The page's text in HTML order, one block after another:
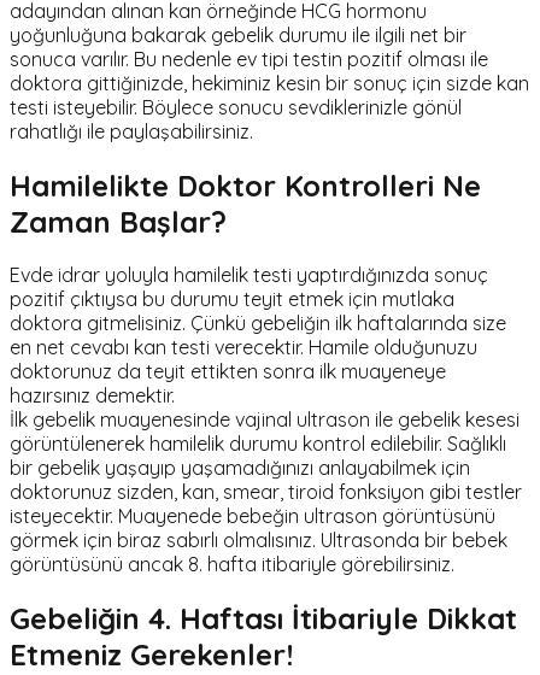
adayından alınan kan örneğinde HCG hormonu
yoğunluğuna bakarak gebelik durumu ile ilgili net bir
sonuca varılır. Bu nedenle ev tipi testin pozitif olması ile
doktora gittiğinizde, hekiminiz kesin bir sonuç için sizde kan
testi isteyebilir. Böylece sonucu sevdiklerinizle gönül
rahatlığı ile paylaşabilirsiniz.
Hamilelikte Doktor Kontrolleri Ne
Zaman Başlar?
Evde idrar yoluyla hamilelik testi yaptırdığınızda sonuç
pozitif çıktıysa bu durumu teyit etmek için mutlaka
doktora gitmelisiniz. Çünkü gebeliğin ilk haftalarında size
en net cevabı kan testi verecektir. Hamile olduğunuzu
doktorunuz da teyit ettikten sonra ilk muayeneye
hazırsınız demektir.
İlk gebelik muayenesinde vajinal ultrason ile gebelik kesesi
görüntülenerek hamilelik durumu kontrol edilebilir. Sağlıklı
bir gebelik yaşayıp yaşamadığınızı anlayabilmek için
doktorunuz sizden, kan, smear, tiroid fonksiyon gibi testler
isteyecektir. Muayenede bebeğin ultrason görüntüsünü
görmek için biraz sabırlı olmalısınız. Ultrasonda bir bebek
görüntüsünü ancak 8. hafta itibariyle görebilirsiniz.
Gebeliğin 4. Haftası İtibariyle Dikkat
Etmeniz Gerekenler!